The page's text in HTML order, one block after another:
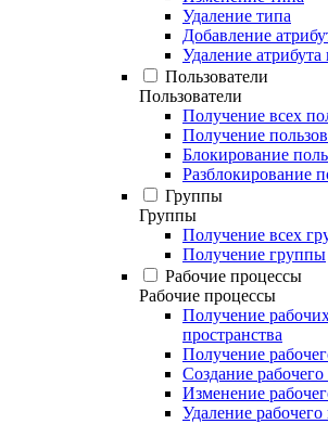
Удаление типа
Добавление
Удаление атрибута
Пользователи
Пользователи
Получение всех
Получение
Блокирование
Разблокирование
Группы
Группы
Получение всех
Получение группы
Рабочие процессы
Рабочие процессы
Получение
пространства
Получение
Создание рабочего
Изменение
Удаление рабочего